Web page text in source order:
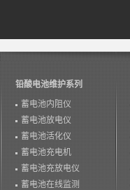
铅酸电池维护系列
蓄电池内阻仪
蓄电池放电仪
蓄电池活化仪
蓄电池充电机
蓄电池充放电仪
蓄电池在线监测